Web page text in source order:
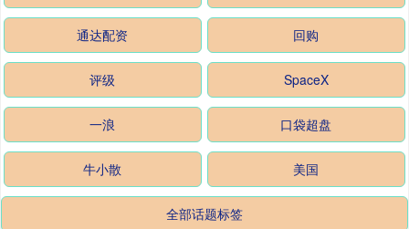
通达配资 回购
评级 SpaceX
一浪 口袋超盘
牛小散 美国
全部话题标签